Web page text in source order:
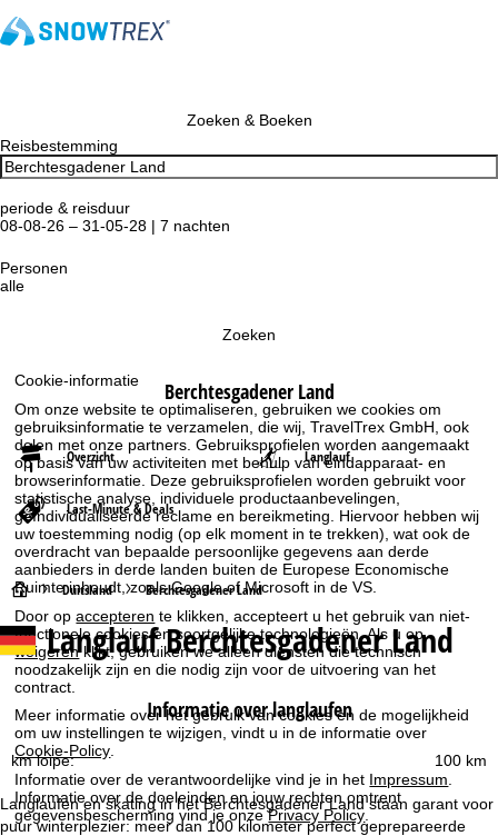
Cookie-informatie
Om onze website te optimaliseren, gebruiken we cookies om
gebruiksinformatie te verzamelen, die wij, TravelTrex GmbH, ook
delen met onze partners. Gebruiksprofielen worden aangemaakt
op basis van uw activiteiten met behulp van eindapparaat- en
browserinformatie. Deze gebruiksprofielen worden gebruikt voor
statistische analyse, individuele productaanbevelingen,
geïndividualiseerde reclame en bereikmeting. Hiervoor hebben wij
uw toestemming nodig (op elk moment in te trekken), wat ook de
overdracht van bepaalde persoonlijke gegevens aan derde
aanbieders in derde landen buiten de Europese Economische
Ruimte inhoudt, zoals Google of Microsoft in de VS.
Door opaccepteren te klikken, accepteert u het gebruik van niet-
functionele cookies en soortgelijke technologieën. Als u op
weigerenklikt, gebruiken we alleen diensten die technisch
noodzakelijk zijn en die nodig zijn voor de uitvoering van het
contract.
Meer informatie over het gebruik van cookies en de mogelijkheid
om uw instellingen te wijzigen, vindt u in de informatie over
Cookie-Policy
Informatie over de verantwoordelijke vind je in het Impressum
Informatie over de doeleinden en jouw rechten omtrent
gegevensbescherming vind je onzePrivacy Policy
Zoeken & Boeken
Reisbestemming
periode & reisduur
08-08-26 – 31-05-28 | 7 nachten
Personen
alle
Zoeken
Berchtesgadener Land
Overzicht Langlauf
Last-Minute & Deals
S
t
a
r
t
p
Duitsland Berchtesgadener Land
Langlauf Berchtesgadener Land
Informatie over langlaufen
100 km
km loipe:
Langlaufen en skating in het Berchtesgadener Land staan garant voor
puur winterplezier: meer dan 100 kilometer perfect geprepareerde